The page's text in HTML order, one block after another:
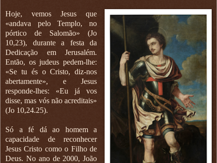
Hoje, vemos Jesus que
«andava pelo Templo, no
pórtico de Salomão» (Jo
10,23), durante a festa da
Dedicação em Jerusalém.
Então, os judeus pedem-lhe:
«Se tu és o Cristo, diz-nos
abertamente», e Jesus
responde-lhes: «Eu já vos
disse, mas vós não acreditais»
(Jo 10,24.25).
Só a fé dá ao homem a
capacidade de reconhecer
Jesus Cristo como o Filho de
Deus. No ano de 2000, João